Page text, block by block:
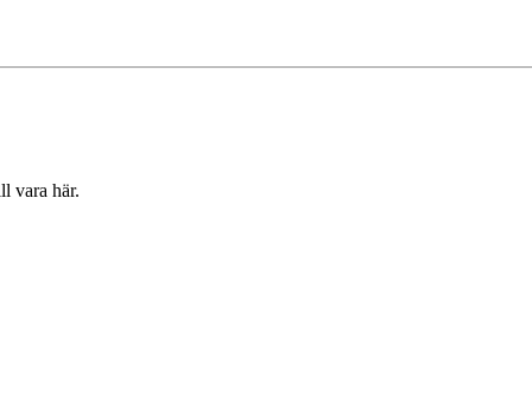
vara här.